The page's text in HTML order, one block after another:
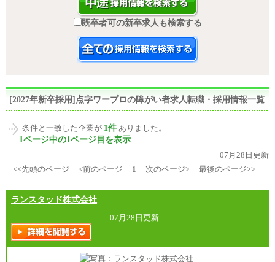
既卒者可の新卒求人も検索する
[2027年新卒採用]点字ワープロの障がい者求人転職・採用情報一覧
条件と一致した企業が 1件 ありました。
1ページ中の1ページ目を表示
07月28日更新
<<先頭のページ
<前のページ 1 次のページ> 最後のページ>>
ランスタッド株式会社
07月28日更新